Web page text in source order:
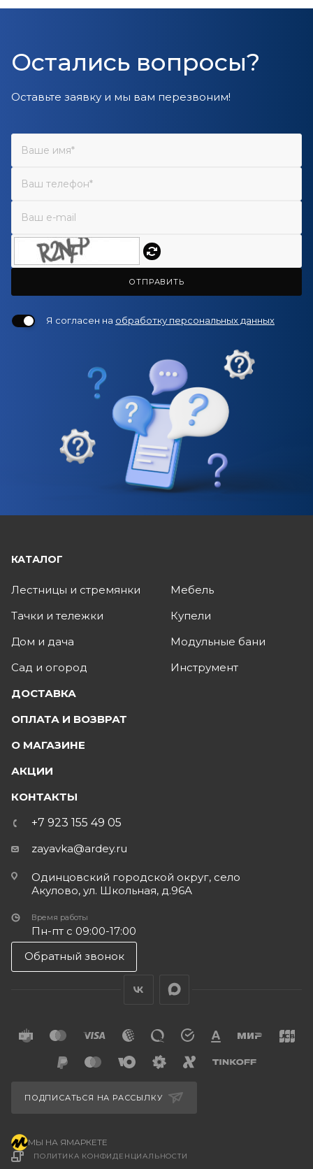
Остались вопросы?
Оставьте заявку и мы вам перезвоним!
ОТПРАВИТЬ
Я согласен на обработку персональных данных
КАТАЛОГ
Лестницы и стремянки
Тачки и тележки
Дом и дача
Сад и огород
Мебель
Купели
Модульные бани
Инструмент
ДОСТАВКА
ОПЛАТА И ВОЗВРАТ
О МАГАЗИНЕ
АКЦИИ
КОНТАКТЫ
+7 923 155 49 05
zayavka@ardey.ru
Одинцовский городской округ, село
Акулово, ул. Школьная, д.96А
Время работы
Пн-пт с 09:00-17:00
Обратный звонок
ПОЛИТИКА КОНФИДЕНЦИАЛЬНОСТИ
ПОДПИСАТЬСЯ НА РАССЫЛКУ
МЫ НА ЯМАРКЕТЕ